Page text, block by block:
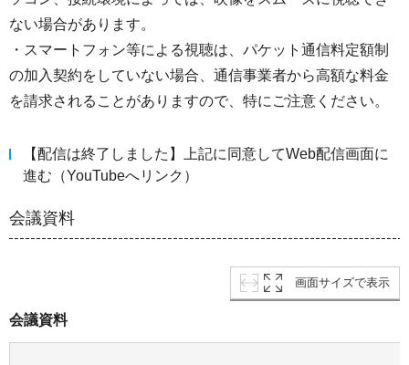
ない場合があります。
・スマートフォン等による視聴は、パケット通信料定額制
の加入契約をしていない場合、通信事業者から高額な料金
を請求されることがありますので、特にご注意ください。
【配信は終了しました】上記に同意してWeb配信画面に
進む（YouTubeへリンク）
会議資料
画面サイズで表示
会議資料